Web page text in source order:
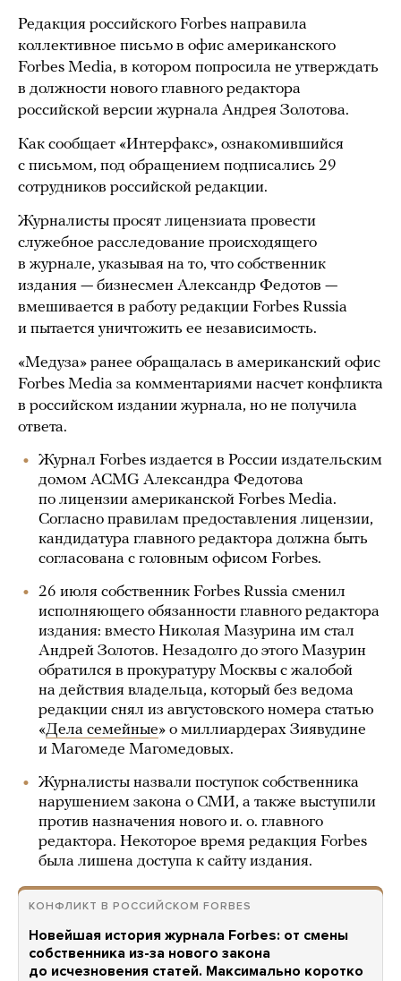
Редакция российского Forbes направила
коллективное письмо в офис американского
Forbes Media, в котором попросила не утверждать
в должности нового главного редактора
российской версии журнала Андрея Золотова.
Как сообщает «Интерфакс», ознакомившийся
с письмом, под обращением подписались 29
сотрудников российской редакции.
Журналисты просят лицензиата провести
служебное расследование происходящего
в журнале, указывая на то, что собственник
издания — бизнесмен Александр Федотов —
вмешивается в работу редакции Forbes Russia
и пытается уничтожить ее независимость.
«Медуза» ранее обращалась в американский офис
Forbes Media за комментариями насчет конфликта
в российском издании журнала, но не получила
ответа.
Журнал Forbes издается в России издательским
домом ACMG Александра Федотова
по лицензии американской Forbes Media.
Согласно правилам предоставления лицензии,
кандидатура главного редактора должна быть
согласована с головным офисом Forbes.
26 июля собственник Forbes Russia сменил
исполняющего обязанности главного редактора
издания: вместо Николая Мазурина им стал
Андрей Золотов. Незадолго до этого Мазурин
обратился в прокуратуру Москвы с жалобой
на действия владельца, который без ведома
редакции снял из августовского номера статью
«Дела семейные» о миллиардерах Зиявудине
и Магомеде Магомедовых.
Журналисты назвали поступок собственника
нарушением закона о СМИ, а также выступили
против назначения нового и. о. главного
редактора. Некоторое время редакция Forbes
была лишена доступа к сайту издания.
КОНФЛИКТ В РОССИЙСКОМ FORBES
Новейшая история журнала Forbes: от смены
собственника из-за нового закона
до исчезновения статей. Максимально коротко